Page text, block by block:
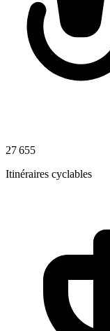
27 655
Itinéraires cyclables